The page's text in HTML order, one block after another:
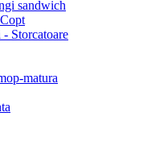
sandwich
- Storcatoare
matura